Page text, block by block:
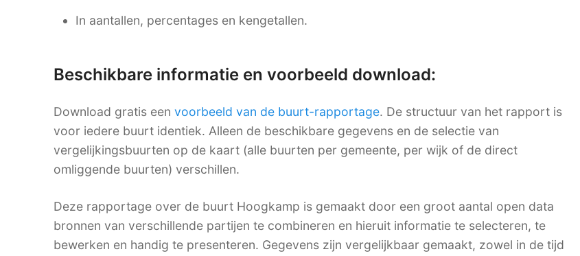
In aantallen, percentages en kengetallen.
Beschikbare informatie en voorbeeld download:
Download gratis een voorbeeld van de buurt-rapportage. De structuur van het rapport is
voor iedere buurt identiek. Alleen de beschikbare gegevens en de selectie van
vergelijkingsbuurten op de kaart (alle buurten per gemeente, per wijk of de direct
omliggende buurten) verschillen.
Deze rapportage over de buurt Hoogkamp is gemaakt door een groot aantal open data
bronnen van verschillende partijen te combineren en hieruit informatie te selecteren, te
bewerken en handig te presenteren. Gegevens zijn vergelijkbaar gemaakt, zowel in de tijd